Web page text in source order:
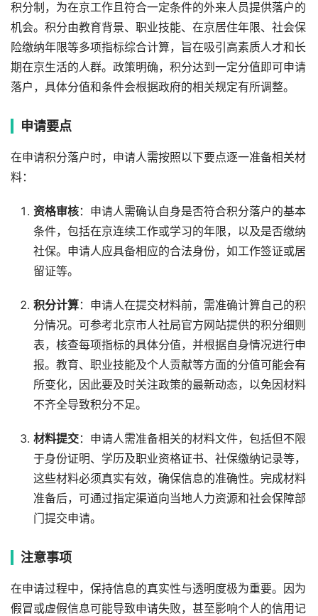
积分制，为在京工作且符合一定条件的外来人员提供落户的
机会。积分由教育背景、职业技能、在京居住年限、社会保
险缴纳年限等多项指标综合计算，旨在吸引高素质人才和长
期在京生活的人群。政策明确，积分达到一定分值即可申请
落户，具体分值和条件会根据政府的相关规定有所调整。
申请要点
在申请积分落户时，申请人需按照以下要点逐一准备相关材
料：
资格审核：申请人需确认自身是否符合积分落户的基本
条件，包括在京连续工作或学习的年限，以及是否缴纳
社保。申请人应具备相应的合法身份，如工作签证或居
留证等。
积分计算：申请人在提交材料前，需准确计算自己的积
分情况。可参考北京市人社局官方网站提供的积分细则
表，核查每项指标的具体分值，并根据自身情况进行申
报。教育、职业技能及个人贡献等方面的分值可能会有
所变化，因此要及时关注政策的最新动态，以免因材料
不齐全导致积分不足。
材料提交：申请人需准备相关的材料文件，包括但不限
于身份证明、学历及职业资格证书、社保缴纳记录等，
这些材料必须真实有效，确保信息的准确性。完成材料
准备后，可通过指定渠道向当地人力资源和社会保障部
门提交申请。
注意事项
在申请过程中，保持信息的真实性与透明度极为重要。因为
假冒或虚假信息可能导致申请失败，甚至影响个人的信用记